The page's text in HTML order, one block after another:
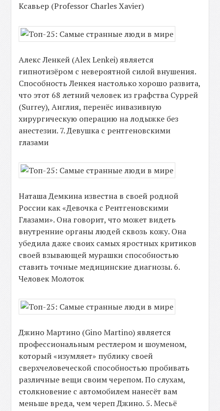
Ксавьер (Professor Charles Xavier)
Алекс Ленкей (Alex Lenkei) является
гипнотизёром с невероятной силой внушения.
Способность Ленкея настолько хорошо развита,
что этот 68 летний человек из графства Суррей
(Surrey), Англия, перенёс инвазивную
хирургическую операцию на лодыжке без
анестезии. 7. Девушка с рентгеновскими
глазами
Наташа Демкина известна в своей родной
России как «Девочка с Рентгеновскими
Глазами». Она говорит, что может видеть
внутренние органы людей сквозь кожу. Она
убедила даже своих самых яростных критиков
своей взывающей мурашки способностью
ставить точные медицинские диагнозы. 6.
Человек Молоток
Джино Мартино (Gino Martino) является
профессиональным рестлером и шоуменом,
который «изумляет» публику своей
сверхчеловеческой способностью пробивать
различные вещи своим черепом. По слухам,
столкновение с автомобилем нанесёт вам
меньше вреда, чем череп Джино. 5. Месьё